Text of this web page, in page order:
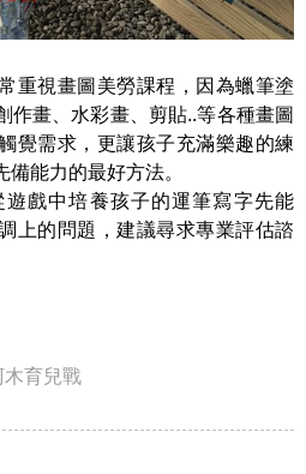
重視畫圖美勞課程，因為蠟筆塗
作畫、水彩畫、剪貼..等各種畫圖
覺需求， 更讓孩子充滿樂趣的練
能力的最好方法。
戲中培養孩子的運筆寫字先能
上的問題，建議尋求專業評估諮
育兒戰